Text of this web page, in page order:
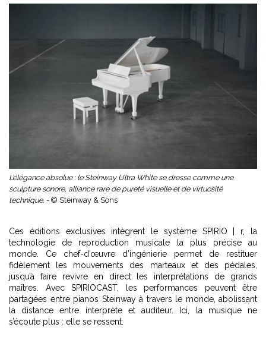
L’élégance absolue : le Steinway Ultra White se dresse comme une
sculpture sonore, alliance rare de pureté visuelle et de virtuosité
technique. - © Steinway & Sons
Ces éditions exclusives intègrent le système SPIRIO | r, la
technologie de reproduction musicale la plus précise au
monde. Ce chef-d’œuvre d’ingénierie permet de restituer
fidèlement les mouvements des marteaux et des pédales,
jusqu’à faire revivre en direct les interprétations de grands
maîtres. Avec SPIRIOCAST, les performances peuvent être
partagées entre pianos Steinway à travers le monde, abolissant
la distance entre interprète et auditeur. Ici, la musique ne
s’écoute plus : elle se ressent.